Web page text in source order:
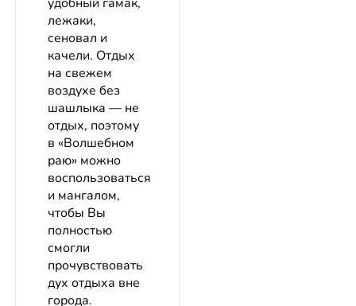
лежаки,
сеновал и
качели. Отдых
на свежем
воздухе без
шашлыка — не
отдых, поэтому
в «Волшебном
раю» можно
воспользоваться
и мангалом,
чтобы Вы
полностью
смогли
прочувствовать
дух отдыха вне
города.